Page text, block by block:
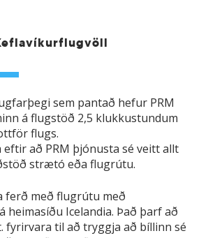
sem pantað hefur PRM
á flugstöð 2,5 klukkustundum
flugs.
að PRM þjónusta sé veitt allt
strætó eða flugrútu.
ferð með flugrútu með
heimasíðu Icelandia. Það þarf að
fyrirvara til að tryggja að bíllinn sé